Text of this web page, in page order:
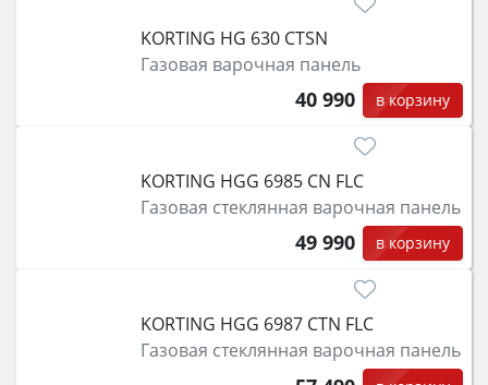
KORTING HG 630 CTSN
Газовая варочная панель
40 990 в корзину
KORTING HGG 6985 CN FLC
Газовая стеклянная варочная панель
49 990 в корзину
KORTING HGG 6987 CTN FLC
Газовая стеклянная варочная панель